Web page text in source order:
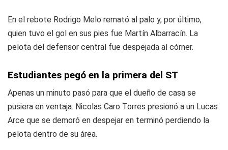
En el rebote Rodrigo Melo remató al palo y, por último,
quien tuvo el gol en sus pies fue Martín Albarracín. La
pelota del defensor central fue despejada al córner.
Estudiantes pegó en la primera del ST
Apenas un minuto pasó para que el dueño de casa se
pusiera en ventaja. Nicolas Caro Torres presionó a un Lucas
Arce que se demoró en despejar en terminó perdiendo la
pelota dentro de su área.